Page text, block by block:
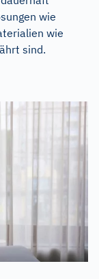
wie
wie
sind.